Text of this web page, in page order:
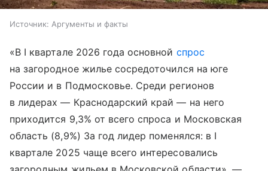
Источник: Аргументы и факты
«В I квартале 2026 года основной спрос
на загородное жилье сосредоточился на юге
России и в Подмосковье. Среди регионов
в лидерах — Краснодарский край — на него
приходится 9,3% от всего спроса и Московская
область (8,9%) За год лидер поменялся: в I
квартале 2025 чаще всего интересовались